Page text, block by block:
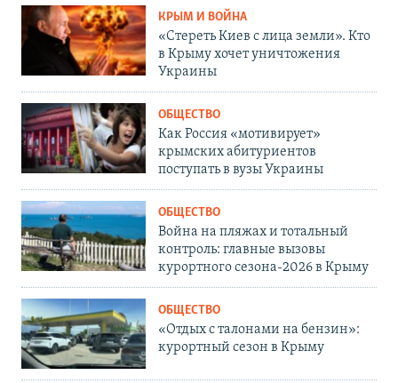
КРЫМ И ВОЙНА
«Стереть Киев с лица земли». Кто
в Крыму хочет уничтожения
Украины
ОБЩЕСТВО
Как Россия «мотивирует»
крымских абитуриентов
поступать в вузы Украины
ОБЩЕСТВО
Война на пляжах и тотальный
контроль: главные вызовы
курортного сезона-2026 в Крыму
ОБЩЕСТВО
«Отдых с талонами на бензин»:
курортный сезон в Крыму